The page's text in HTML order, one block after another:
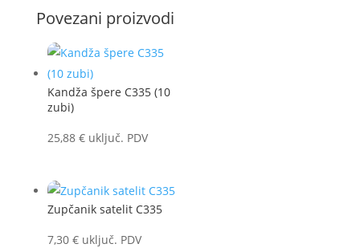
Povezani proizvodi
Kandža špere C335 (10
zubi)
25,88 € uključ. PDV
Zupčanik satelit C335
7,30 € uključ. PDV